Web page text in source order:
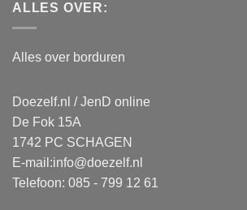
ALLES OVER:
Alles over borduren
Doezelf.nl / JenD online
De Fok 15A
1742 PC SCHAGEN
E-mail:info@doezelf.nl
Telefoon: 085 - 799 12 61